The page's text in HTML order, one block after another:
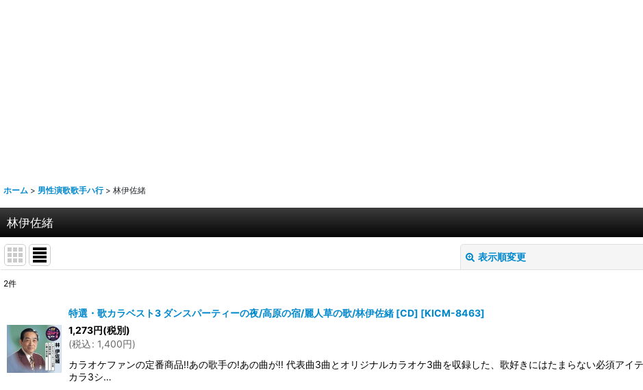
ホーム > 男性演歌歌手ハ行 > 林伊佐緒
林伊佐緒
表示順変更
並び順 :
絞り込む
2件
特選・歌カラベスト3 ダンスパーティーの夜/高原の宿/麗人草の歌/林伊佐緒 [CD] [KICM-8463]
1,273円(税別)
(税込: 1,400円)
カラオケファンの定番商品!!あの歌手の!あの曲が!! 代表曲3曲とオリジナルカラオケ3曲を収録した、歌好きにはたまらない必須アイ
カラ3シ…